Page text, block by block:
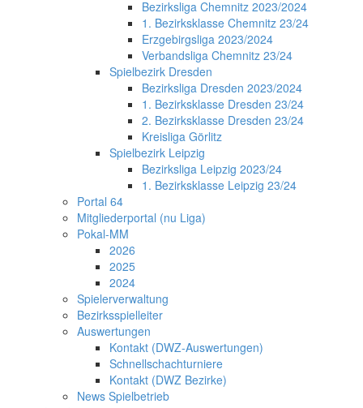
Bezirksliga Chemnitz 2023/2024
1. Bezirksklasse Chemnitz 23/24
Erzgebirgsliga 2023/2024
Verbandsliga Chemnitz 23/24
Spielbezirk Dresden
Bezirksliga Dresden 2023/2024
1. Bezirksklasse Dresden 23/24
2. Bezirksklasse Dresden 23/24
Kreisliga Görlitz
Spielbezirk Leipzig
Bezirksliga Leipzig 2023/24
1. Bezirksklasse Leipzig 23/24
Portal 64
Mitgliederportal (nu Liga)
Pokal-MM
2026
2025
2024
Spielerverwaltung
Bezirksspielleiter
Auswertungen
Kontakt (DWZ-Auswertungen)
Schnellschachturniere
Kontakt (DWZ Bezirke)
News Spielbetrieb